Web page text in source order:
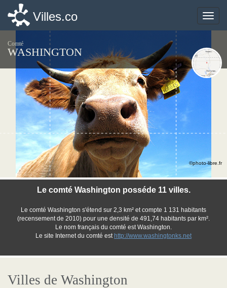
Toggle
Villes.co
Comté
WASHINGTON
Le comté Washington posséde 11 villes.
Le comté Washington s'étend sur 2,3 km² et compte 1 131 habitants
(recensement de 2010) pour une densité de 491,74 habitants par km².
Le nom français du comté est Washington.
Le site Internet du comté est http://www.washingtonks.net
©photo-libre.fr
Villes de Washington
Toggle
Villes.co